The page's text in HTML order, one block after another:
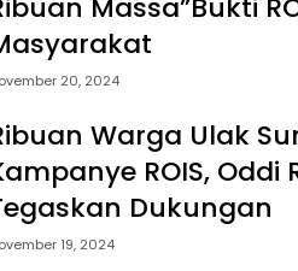
Massa”Bukti
20, 2024
Warga Ulak
ROIS,
Dukungan
19, 2024